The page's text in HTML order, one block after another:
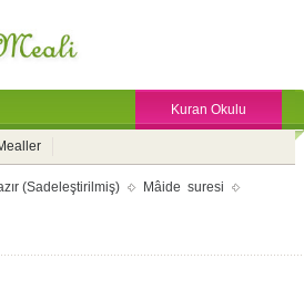
Kuran Okulu
(Sadeleştirilmiş) Mâide suresi